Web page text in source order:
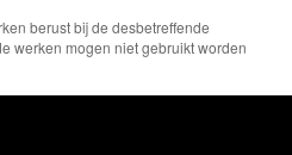
berust bij de desbetreffende
werken mogen niet gebruikt worden